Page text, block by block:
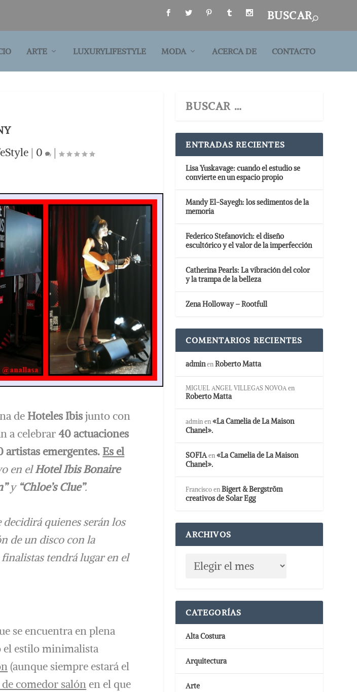
ARTE LUXURYLIFESTYLE MODA ACERCA DE CONTACTO
| 0 |
deHoteles Ibisjunto con
a celebrar40 actuaciones
artistas emergentes. Es el
en elHotel Ibis Bonaire
y “Chloe’s Clue”.
quienes serán los
de un disco con la
tendrá lugar en el
se encuentra en plena
el estilo minimalista
(aunque siempre estará el
comedor salónen el que
ENTRADAS RECIENTES
Lisa Yuskavage: cuando el estudio se
convierte en un espacio propio
Mandy El-Sayegh: los sedimentos de la
memoria
Federico Stefanovich: el diseño
escultórico y el valor de la imperfección
Catherina Pearls: La vibración del color
y la trampa de la belleza
Zena Holloway – Rootfull
COMENTARIOS RECIENTES
adminen Roberto Matta
MIGUEL ANGEL VILLEGAS NOVOA en
Roberto Matta
admin en«La Camelia de La Maison
Chanel».
SOFIAen«La Camelia de La Maison
Chanel».
Francisco en Bigert & Bergström
creativos de Solar Egg
ARCHIVOS
CATEGORÍAS
Alta Costura
Arquitectura
Arte